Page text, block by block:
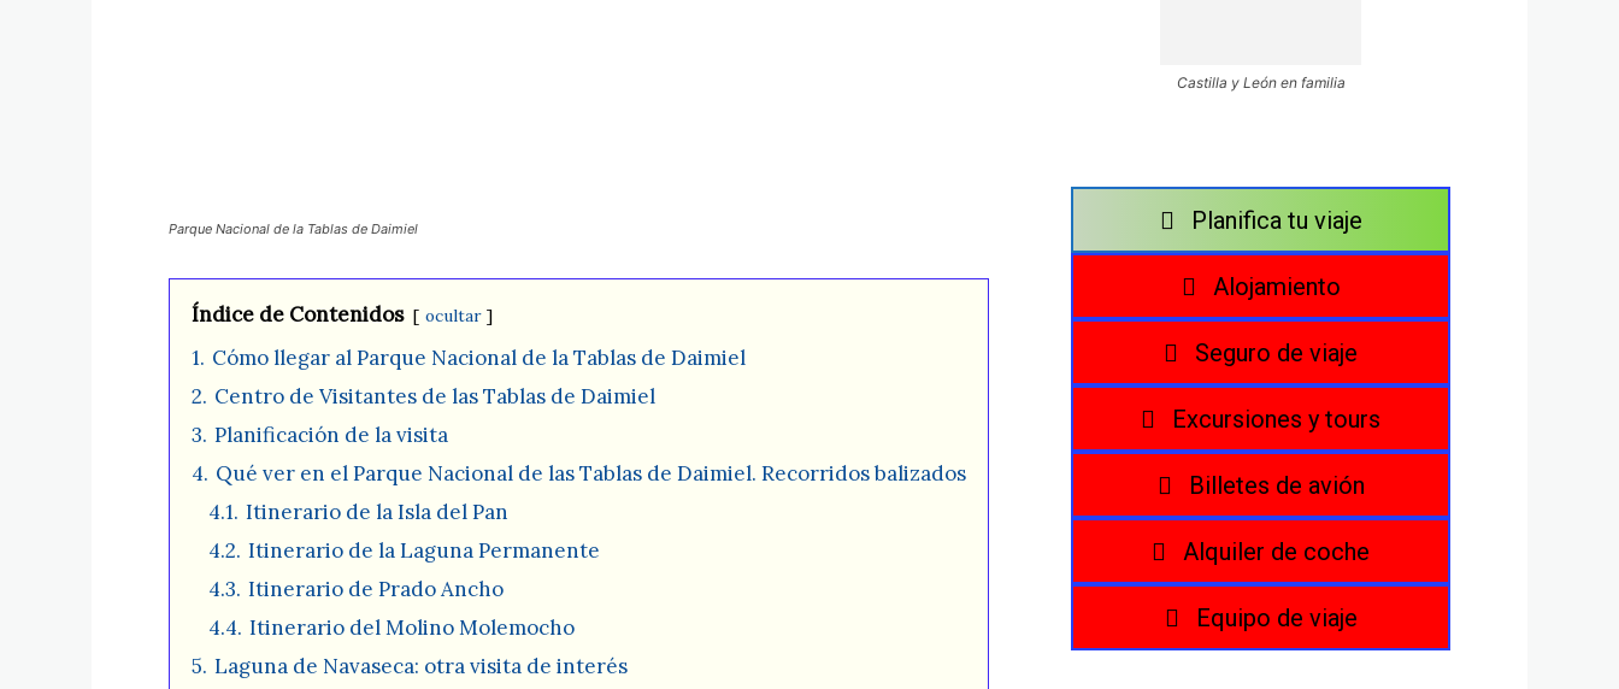
Parque Nacional de la Tablas de Daimiel
Índice de Contenidos ocultar
1. Cómo llegar al Parque Nacional de la Tablas de Daimiel
2. Centro de Visitantes de las Tablas de Daimiel
3. Planificación de la visita
4. Qué ver en el Parque Nacional de las Tablas de Daimiel. Recorridos balizados
4.1. Itinerario de la Isla del Pan
4.2. Itinerario de la Laguna Permanente
4.3. Itinerario de Prado Ancho
4.4. Itinerario del Molino Molemocho
5. Laguna de Navaseca: otra visita de interés
Castilla y León en familia
Planifica tu viaje
Alojamiento
Seguro de viaje
Excursiones y tours
Billetes de avión
Alquiler de coche
Equipo de viaje